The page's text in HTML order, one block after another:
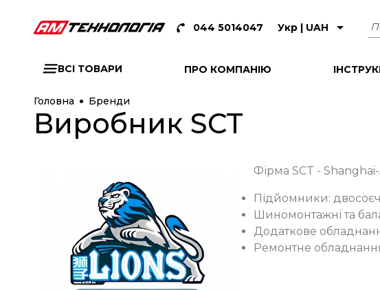
044 5014047 Укр | UAH
ВСІ ТОВАРИ ПРО КОМПАНІЮ
Головна Бренди
Виробник SCT
Фірма SCT -
Підйомники:
Шиномонтажні та
Додаткове
Ремонтне